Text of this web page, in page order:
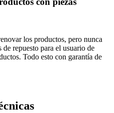
los productos, pero nunca
repuesto para el usuario de
Todo esto con garantía de